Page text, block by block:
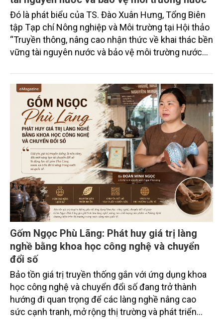
Đó là phát biểu của TS. Đào Xuân Hưng, Tổng Biên
tập Tạp chí Nông nghiệp và Môi trường tại Hội thảo
“Truyền thông, nâng cao nhận thức về khai thác bền
vững tài nguyên nước và bảo vệ môi trường nước
trường phối hợp với Sở Nông nghiệp và Môi trường
tỉnh Lai Châu tổ chức ngày 10/7/2026. Hội thảo thu
hút sự tham gia của hơn 100 đại biểu là lãnh đạo
các đơn vị thuộc Bộ Nông nghiệp và Môi trường,
chuyên gia, nhà khoa học, Sở Nông nghiệp và Môi
trường tỉnh Lai Châu và đại diện các cơ quan đơn vị
doanh nghiệp ở các tỉnh miền núi phía Bắc.
Gốm Ngọc Phù Lãng: Phát huy giá trị làng
nghề bằng khoa học công nghệ và chuyển
đổi số
Bảo tồn giá trị truyền thống gắn với ứng dụng khoa
học công nghệ và chuyển đổi số đang trở thành
hướng đi quan trọng để các làng nghề nâng cao
sức cạnh tranh, mở rộng thị trường và phát triển